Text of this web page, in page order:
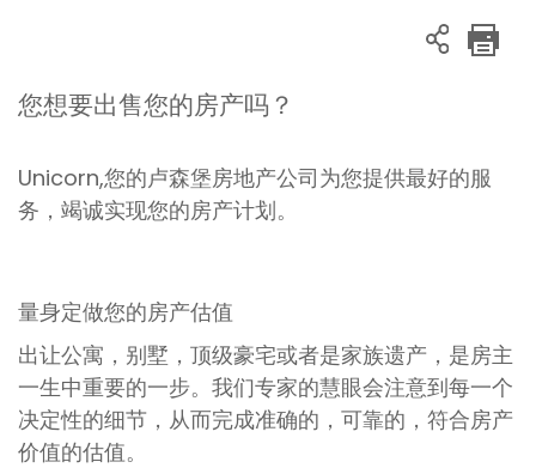
您想要出售您的房产吗？
Unicorn,您的卢森堡房地产公司为您提供最好的服
务，竭诚实现您的房产计划。
量身定做您的房产估值
出让公寓，别墅，顶级豪宅或者是家族遗产，是房主
一生中重要的一步。我们专家的慧眼会注意到每一个
决定性的细节，从而完成准确的，可靠的，符合房产
价值的估值。